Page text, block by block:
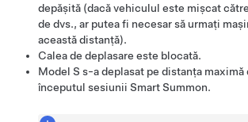
depășită (dacă vehiculul este mișcat
de dvs., ar putea fi necesar să urmați
această distanță).
Calea de deplasare este blocată.
Model S s-a deplasat pe distanța maximă
începutul sesiunii Smart Summon.